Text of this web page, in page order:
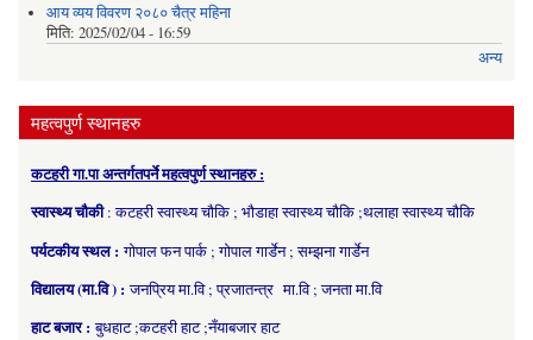
आय व्यय विवरण २०८० चैत्र महिना
मिति: 2025/02/04 - 16:59
अन्य
महत्वपुर्ण स्थानहरु
कटहरी गा.पा अन्तर्गतपर्ने महत्वपुर्ण स्थानहरु :
स्वास्थ्य चौकी: कटहरी स्वास्थ्य चौकि ; भौडाहा स्वास्थ्य चौकि ;थलाहा स्वास्थ्य चौकि
पर्यटकीय स्थल :गोपाल फन पार्क ; गोपाल गार्डेन ; सम्झना गार्डेन
विद्यालय (मा.वि ) :जनप्रिय मा.वि ; प्रजातन्त्र मा.वि ; जनता मा.वि
हाट बजार :बुधहाट ;कटहरी हाट ;नँयाबजार हाट